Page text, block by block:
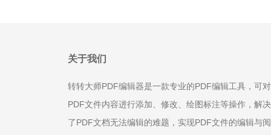
关于我们
转转大师PDF编辑器是一款专业的PDF编辑工具，可对
PDF文件内容进行添加、修改、绘图标注等操作，解决
了PDF文档无法编辑的难题，实现PDF文件的编辑与阅